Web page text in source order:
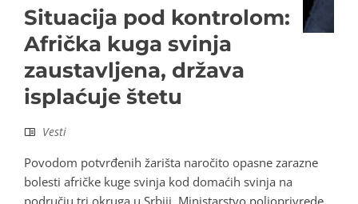
Situacija pod kontrolom:
Afrička kuga svinja
zaustavljena, država
isplaćuje štetu
Vesti
Povodom potvrđenih žarišta naročito opasne zarazne
bolesti afričke kuge svinja kod domaćih svinja na